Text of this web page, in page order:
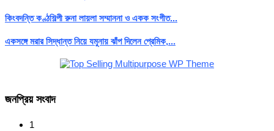
কিংবদন্তি কণ্ঠশিল্পী রুনা লায়লা সম্মাননা ও একক সংগীত...
একসঙ্গে মরার সিদ্ধান্ত নিয়ে যমুনায় ঝাঁপ দিলেন প্রেমিক,...
জনপ্রিয় সংবাদ
1